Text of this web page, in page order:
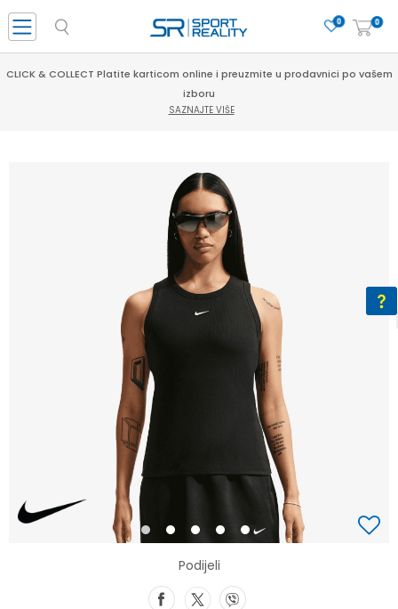
0
0
CLICK & COLLECT Platite karticom online i preuzmite u prodavnici po vašem
izboru
SAZNAJTE VIŠE
1 2 3 4 5
Podijeli